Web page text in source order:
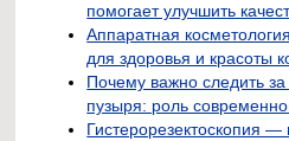
помогает улучшить
Аппаратная
для здоровья и красоты
Почему важно следить
пузыря: роль
Гистерорезектоскопия